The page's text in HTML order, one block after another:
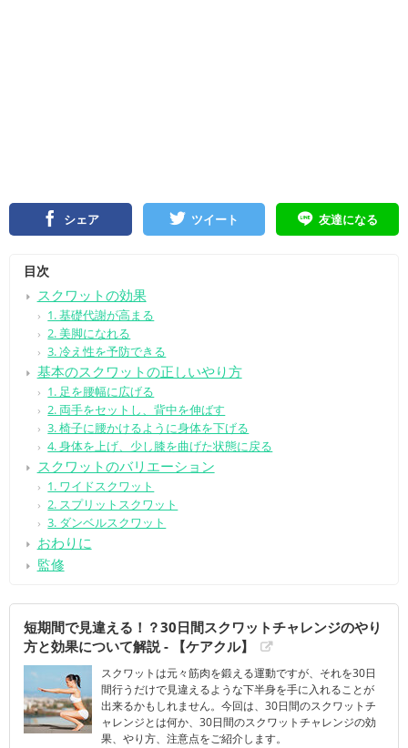
シェア ツイート 友達になる
目次
スクワットの効果
1. 基礎代謝が高まる
2. 美脚になれる
3. 冷え性を予防できる
基本のスクワットの正しいやり方
1. 足を腰幅に広げる
2. 両手をセットし、背中を伸ばす
3. 椅子に腰かけるように身体を下げる
4. 身体を上げ、少し膝を曲げた状態に戻る
スクワットのバリエーション
1. ワイドスクワット
2. スプリットスクワット
3. ダンベルスクワット
おわりに
監修
短期間で見違える！？30日間スクワットチャレンジのやり
方と効果について解説 - 【ケアクル】
スクワットは元々筋肉を鍛える運動ですが、それを30日
間行うだけで見違えるような下半身を手に入れることが
出来るかもしれません。今回は、30日間のスクワットチ
ャレンジとは何か、30日間のスクワットチャレンジの効
果、やり方、注意点をご紹介します。